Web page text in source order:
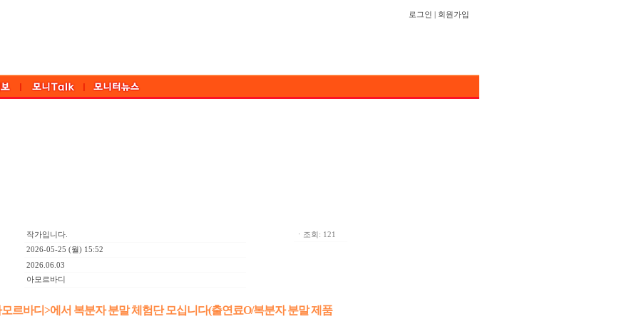
로그인 회원가입
작가입니다.
2026-05-25 (월) 15:52
2026.06.03
아모르바디
ㆍ조회: 121
모르바디>에서 복분자 분말 체험단 모십니다(출연료O/복분자 분말 제품